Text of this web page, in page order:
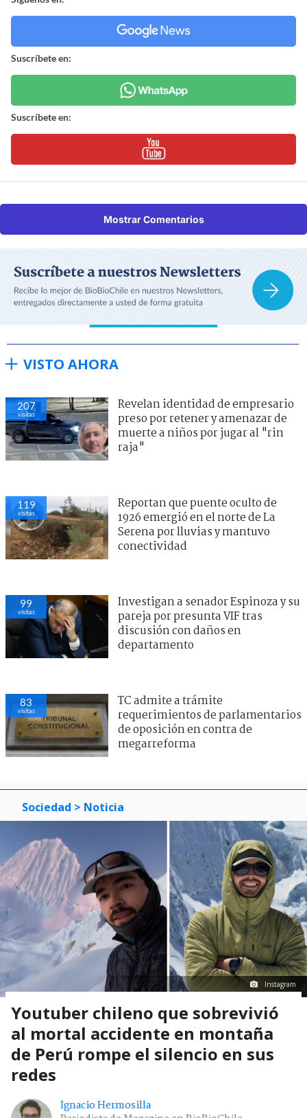
Suscríbete en:
Suscríbete en:
Mostrar Comentarios
VISTO AHORA
207
visitas
Revelan identidad de empresario
preso por retener y amenazar de
muerte a niños por jugar al "rin
raja"
119
visitas
Reportan que puente oculto de
1926 emergió en el norte de La
Serena por lluvias y mantuvo
conectividad
99
visitas
Investigan a senador Espinoza y su
pareja por presunta VIF tras
discusión con daños en
departamento
83
visitas
TC admite a trámite
requerimientos de parlamentarios
de oposición en contra de
megarreforma
Sociedad > Noticia
Instagram
Youtuber chileno que sobrevivió
al mortal accidente en montaña
de Perú rompe el silencio en sus
redes
Ignacio Hermosilla